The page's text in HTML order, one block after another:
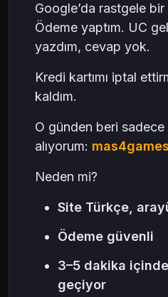
Google’da rastgele
Ödeme yaptım. UC
yazdım, cevap yok.
Kredi kartımı iptal
kaldım.
O günden beri
alıyorum: mas4games
Neden mi?
Site Türkçe,
Ödeme güvenli
3–5 dakika
geçiyor